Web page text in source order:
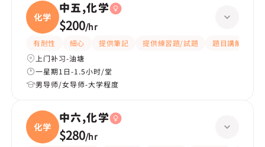
化学
中五,化学
$200/hr
有耐性 細心 提供筆記 提供練習題/試題 題目講解
上门补习-油塘
一星期1日-1.5小时/堂
男导师/女导师-大学程度
化学
中六,化学
$280/hr